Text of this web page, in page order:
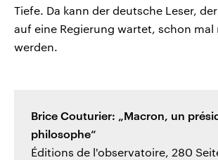
Tiefe. Da kann der deutsche Leser,
auf eine Regierung wartet, schon mal
werden.
Brice Couturier: „Macron, un
philosophe“
Éditions de l'observatoire, 280